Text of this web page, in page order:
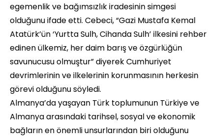
egemenlik ve bağımsızlık iradesinin simgesi
olduğunu ifade etti. Cebeci, “Gazi Mustafa Kemal
Atatürk’ün ‘Yurtta Sulh, Cihanda Sulh’ ilkesini rehber
edinen ülkemiz, her daim barış ve özgürlüğün
savunucusu olmuştur” diyerek Cumhuriyet
devrimlerinin ve ilkelerinin korunmasının herkesin
görevi olduğunu söyledi.
Almanya’da yaşayan Türk toplumunun Türkiye ve
Almanya arasındaki tarihsel, sosyal ve ekonomik
bağların en önemli unsurlarından biri olduğunu